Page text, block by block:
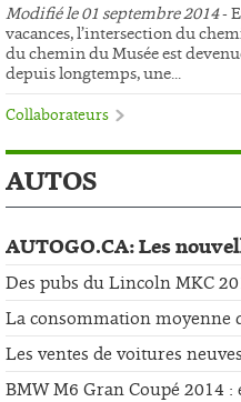
Modifié le 01 septembre 2014-
vacances, l’intersection du
du chemin du Musée est
depuis longtemps, une...
Collaborateurs
AUTOS
AUTOGO.CA: Les
Des pubs du Lincoln MKC
La consommation moyenne
Les ventes de voitures
BMW M6 Gran Coupé 2014